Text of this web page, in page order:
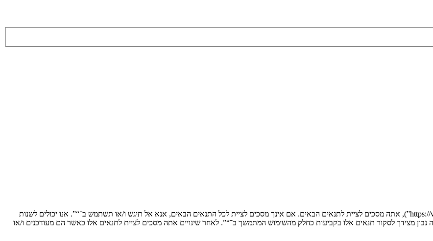
בעת הגישה אל “” (להלן “אנחנו”, “אותנו”, “שלנו”, “”, “https://vgfreak.com/forum”), אתה מסכים לציית לתנאים הבאים. אם אינך מסכים לציית לכל התנאים הבאים, אנא אל תיגש ו/או תשתמש ב־“”. אנו יכולים לשנות
נבון מצידך לסקור תנאים אלו בקביעות כחלק מהשימוש המתמשך ב־“”. לאחר שינויים אתה מסכים לציית לתנאים אלו כאשר הם מעודכנים ו/או